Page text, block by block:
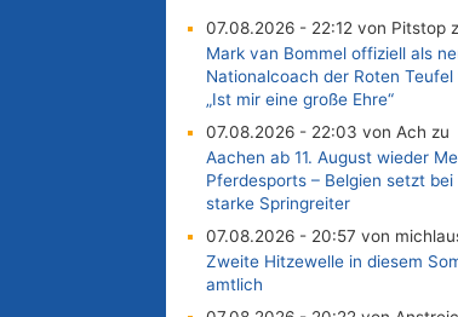
07.08.2026 - 22:12 von Pitstop
Mark van Bommel offiziell als
Nationalcoach der Roten
„Ist mir eine große Ehre“
07.08.2026 - 22:03 von Ach zu
Aachen ab 11. August wieder
Pferdesports – Belgien setzt
starke Springreiter
07.08.2026 - 20:57 von
Zweite Hitzewelle in diesem
amtlich